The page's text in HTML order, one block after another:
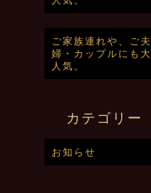
ご家族連れや、ご夫
婦・カップルにも大
人気。
カテゴリー
お知らせ